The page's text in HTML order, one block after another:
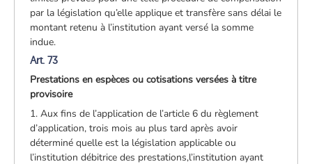
par la législation qu’elle applique et transfère sans délai le
montant retenu à l’institution ayant versé la somme
indue.
Art. 73
Prestations en espèces ou cotisations versées à titre
provisoire
1. Aux fins de l’application de l’article 6 du règlement
d’application, trois mois au plus tard après avoir
déterminé quelle est la législation applicable ou
l’institution débitrice des prestations,l’institution ayant